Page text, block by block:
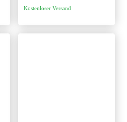
Kostenloser Versand